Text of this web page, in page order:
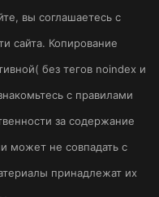
вы соглашаетесь с
сайта. Копирование
без тегов noindex и
с правилами
за содержание
может не совпадать с
принадлежат их